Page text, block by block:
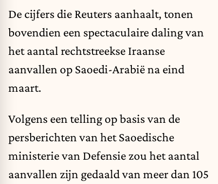
De cijfers die Reuters aanhaalt, tonen
bovendien een spectaculaire daling van
het aantal rechtstreekse Iraanse
aanvallen op Saoedi-Arabië na eind
maart.
Volgens een telling op basis van de
persberichten van het Saoedische
ministerie van Defensie zou het aantal
aanvallen zijn gedaald van meer dan 105